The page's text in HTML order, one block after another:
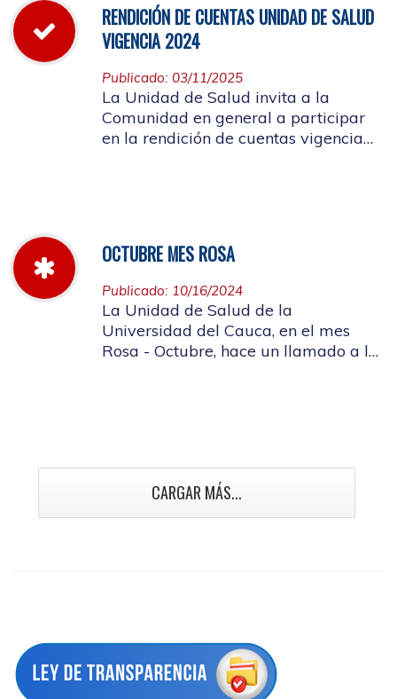
RENDICIÓN DE CUENTAS UNIDAD DE SALUD
VIGENCIA 2024
Publicado: 03/11/2025
La Unidad de Salud invita a la
Comunidad en general a participar
en la rendición de cuentas vigencia
OCTUBRE MES ROSA
Publicado: 10/16/2024
La Unidad de Salud de la
Universidad del Cauca, en el mes
Rosa - Octubre, hace un llamado a la
CARGAR MÁS...